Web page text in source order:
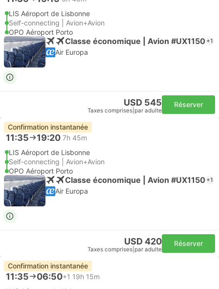
LIS Aéroport de Lisbonne
Self-connecting | Avion+Avion
OPO Aéroport Porto
Classe économique | Avion #UX1150 +1
Air Europa
USD 545
Taxes comprises par adulte
Réserver
Confirmation instantanée
11:35 19:20 7h 45m
LIS Aéroport de Lisbonne
Self-connecting | Avion+Avion
OPO Aéroport Porto
Classe économique | Avion #UX1150 +1
Air Europa
USD 420
Taxes comprises par adulte
Réserver
Confirmation instantanée
11:35 06:50+1 19h 15m